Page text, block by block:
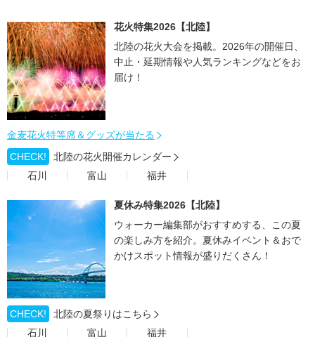
花火特集2026【北陸】
北陸の花火大会を掲載。2026年の開催日、
中止・延期情報や人気ランキングなどをお
届け！
金麦花火特等席＆グッズが当たる
CHECK!
北陸の花火開催カレンダー
石川
富山 福井
夏休み特集2026【北陸】
ウォーカー編集部がおすすめする、この夏
の楽しみ方を紹介。夏休みイベント＆おで
かけスポット情報が盛りだくさん！
CHECK!
北陸の夏祭りはこちら
石川
富山 福井